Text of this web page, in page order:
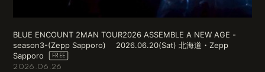
BLUE ENCOUNT 2MAN TOUR2026 ASSEMBLE A NEW AGE -
season3-(Zepp Sapporo) 2026.06.20(Sat) 北海道・Zepp
Sapporo
2026.06.26